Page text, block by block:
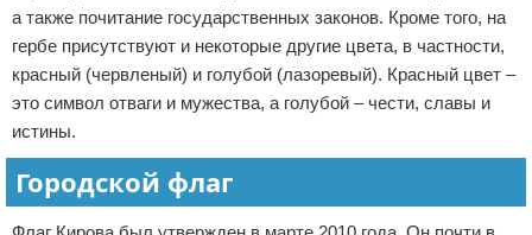
а также почитание государственных законов. Кроме того, на
гербе присутствуют и некоторые другие цвета, в частности,
красный (червленый) и голубой (лазоревый). Красный цвет –
это символ отваги и мужества, а голубой – чести, славы и
истины.
Городской флаг